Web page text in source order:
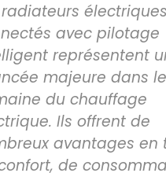
radiateurs électriques
avec pilotage
représentent
majeure dans le
du chauffage
Ils offrent de
avantages en
de